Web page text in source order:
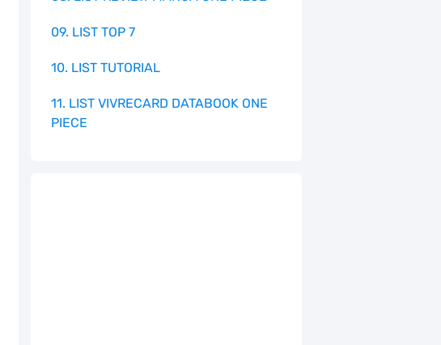
09. LIST TOP 7
10. LIST TUTORIAL
11. LIST VIVRECARD DATABOOK ONE
PIECE